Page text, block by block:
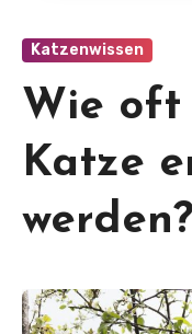
Katzenwissen
Wie oft
Katze
werden?